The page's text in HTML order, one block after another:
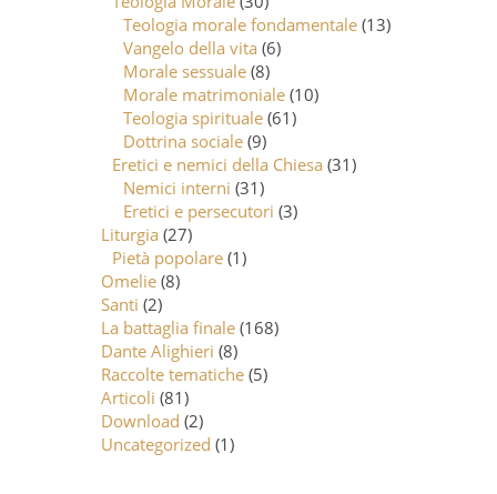
Teologia morale fondamentale (13)
Vangelo della vita (6)
Morale sessuale (8)
Morale matrimoniale (10)
Teologia spirituale (61)
Dottrina sociale (9)
Eretici e nemici della Chiesa (31)
Nemici interni (31)
Eretici e persecutori (3)
Liturgia (27)
Pietà popolare (1)
Omelie (8)
Santi (2)
La battaglia finale (168)
Dante Alighieri (8)
Raccolte tematiche (5)
Articoli (81)
Download (2)
Uncategorized (1)